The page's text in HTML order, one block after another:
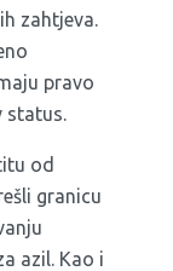
zahtjeva.
pravo
status.
od
granicu
azil. Kao i